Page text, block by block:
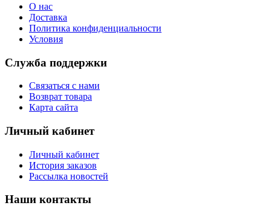
О нас
Доставка
Политика конфиденциальности
Условия
Служба поддержки
Связаться с нами
Возврат товара
Карта сайта
Личный кабинет
Личный кабинет
История заказов
Рассылка новостей
Наши контакты